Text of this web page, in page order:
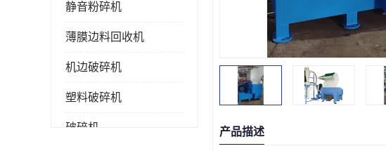
静音粉碎机
薄膜边料回收机
机边破碎机
塑料破碎机
破碎机 产品描述